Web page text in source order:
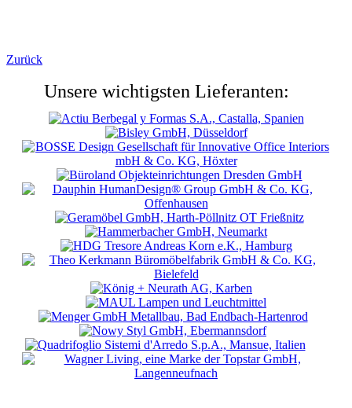
Zurück
Unsere wichtigsten Lieferanten: